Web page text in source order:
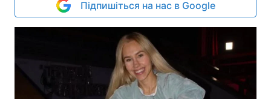
Підпишіться на нас в Google